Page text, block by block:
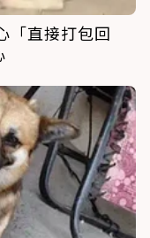
「直接打包回